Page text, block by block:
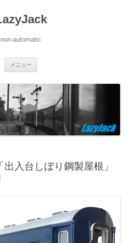
non-automatic
メニュー
ツ
へ
ス
キ
ッ
プ
入台しぼり鋼製屋根」